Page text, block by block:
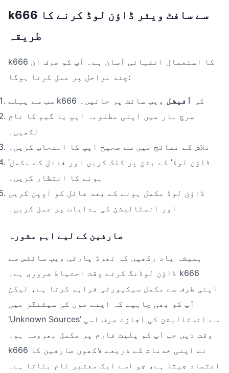
k666 سے سافٹ ویئر ڈاؤن لوڈ کرنے کا
طریقہ
k666 کا استعمال انتہائی آسان ہے۔ آپ کو صرف ان
چند مراحل پر عمل کرنا ہوگا:
سب سے پہلے k666 کی آفیشل ویب سائٹ پر جائیں۔
سرچ بار میں اپنی مطلوبہ ایپ یا گیم کا نام
لکھیں۔
تلاش کے نتائج میں سے صحیح ایپ کا انتخاب کریں۔
‘ڈاؤن لوڈ’ کے بٹن پر کلک کریں اور فائل کے مکمل
ہونے کا انتظار کریں۔
ڈاؤن لوڈ مکمل ہونے کے بعد فائل کو اوپن کریں
اور انسٹالیشن کی ہدایات پر عمل کریں۔
صارفین کے لیے اہم مشورہ
ہمیشہ یاد رکھیں کہ تھرڈ پارٹی ویب سائٹس سے
ڈاؤن لوڈنگ کرتے وقت احتیاط ضروری ہے۔ k666
اپنی طرف سے مکمل سیکیورٹی فراہم کرتا ہے، لیکن
آپ کو بھی چاہیے کہ اپنے فون کی سیٹنگز میں
‘Unknown Sources’ سے انسٹالیشن کی اجازت صرف اسی
وقت دیں جب آپ کو پلیٹ فارم پر مکمل بھروسہ ہو۔
k666 نے اپنی خدمات کے ذریعے لاکھوں صارفین کا
اعتماد جیتا ہے، جو اسے ایک معتبر نام بناتا ہے۔